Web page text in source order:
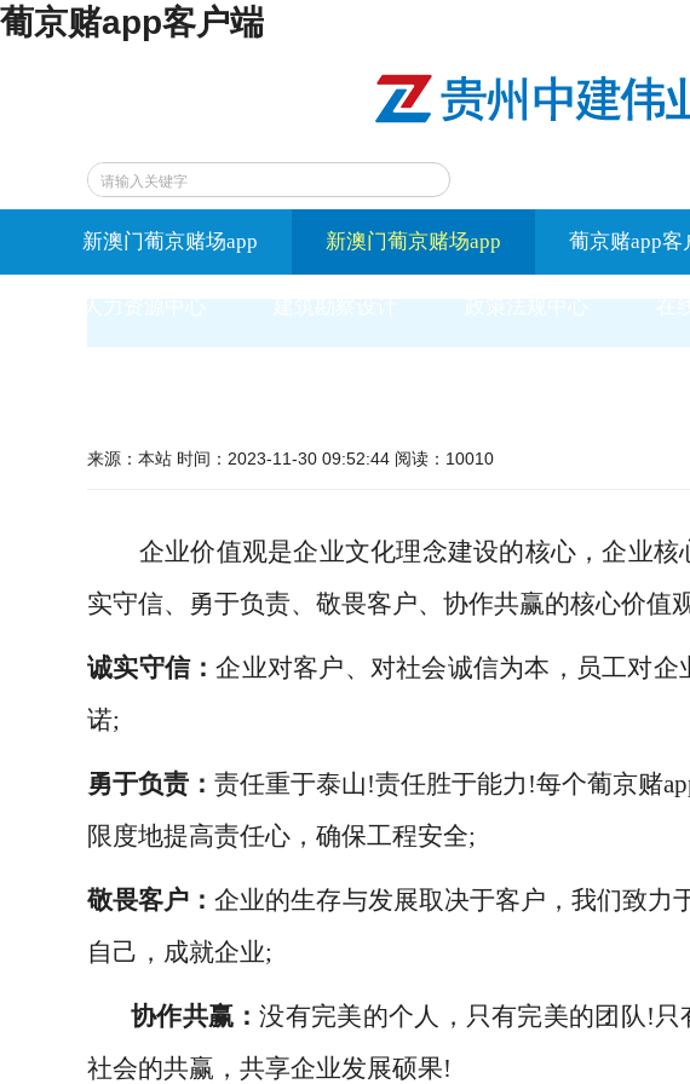
葡京赌app客户端
新澳门葡京赌场app 新澳门葡京赌场app 葡京赌app
人力资源中心 建筑勘察设计 政策法规中心 在
来源：本站 时间：2023-11-30 09:52:44 阅读：10010
企业价值观是企业文化理念建设的核心，企业
实守信、勇于负责、敬畏客户、协作共赢的核心价值观
诚实守信：企业对客户、对社会诚信为本，员工对
诺;
勇于负责： 责任重于泰山!责任胜于能力!每个葡京赌
限度地提高责任心，确保工程安全;
敬畏客户：企业的生存与发展取决于客户，我们致力
自己，成就企业;
协作共赢：没有完美的个人，只有完美的团队!只
社会的共赢，共享企业发展硕果!